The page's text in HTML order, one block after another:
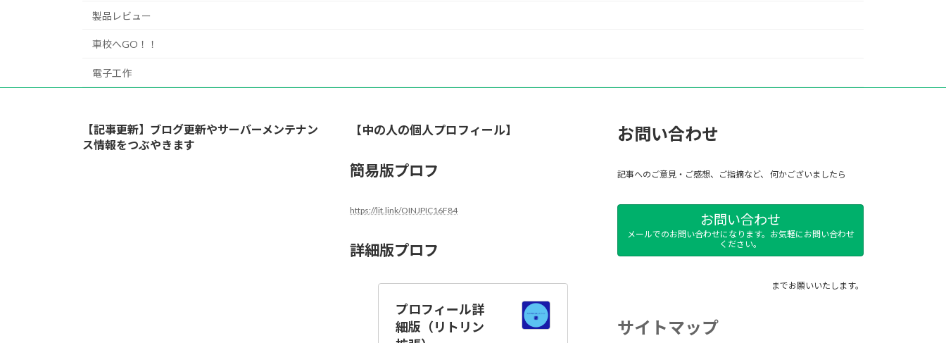
製品レビュー
車校へGO！！
電子工作
【記事更新】ブログ更新やサーバーメンテナン
ス情報をつぶやきます
【中の人の個人プロフィール】
簡易版プロフ
https://lit.link/OINJPIC16F84
詳細版プロフ
プロフィール詳
細版（リトリン
お問い合わせ
記事へのご意見・ご感想、ご指摘など、 何かございましたら
お問い合わせ
メールでのお問い合わせになります。お気軽にお問い合わせ
ください。
までお願いいたします。
サイトマップ